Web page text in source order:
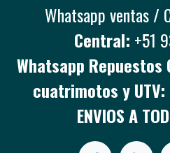
Whatsapp ventas /
Central: +51
Whatsapp Repuestos
cuatrimotos y
ENVIOS A